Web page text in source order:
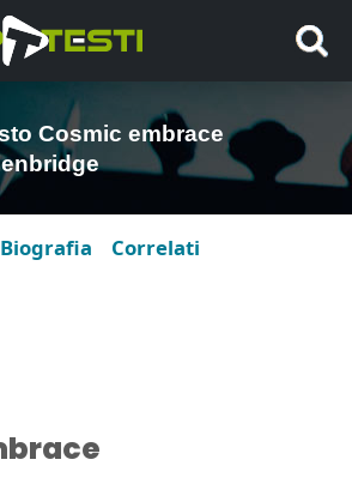
Cosmic embrace
Biografia Correlati